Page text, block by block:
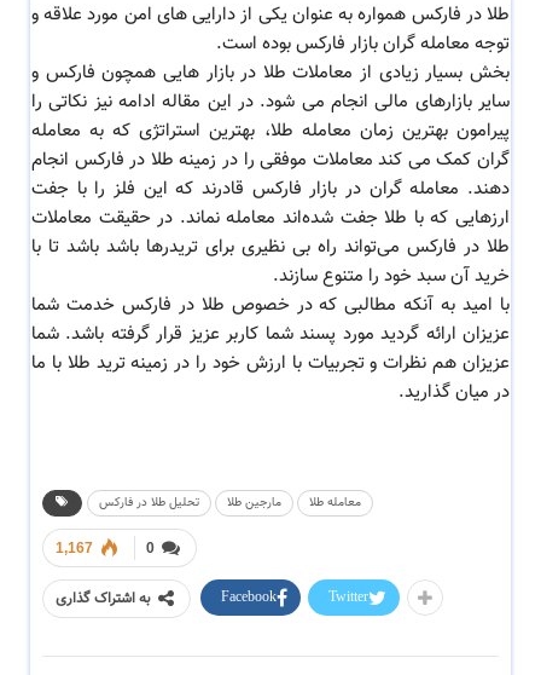
طلا در فارکس همواره به عنوان یکی از دارایی های امن مورد علاقه و
توجه معامله گران بازار فارکس بوده است.
بخش بسیار زیادی از معاملات طلا در بازار هایی همچون فارکس و
سایر بازارهای مالی انجام می شود. در این مقاله ادامه نیز نکاتی را
پیرامون بهترین زمان معامله طلا، بهترین استراتژی که به معامله
گران کمک می کند معاملات موفقی را در زمینه طلا در فارکس انجام
دهند. معامله گران در بازار فارکس قادرند که این فلز را با جفت
ارزهایی که با طلا جفت شده‌اند معامله نماند. در حقیقت معاملات
طلا در فارکس می‌تواند راه بی نظیری برای تریدرها باشد باشد تا با
خرید آن سبد خود را متنوع سازند.
با امید به آنکه مطالبی که در خصوص طلا در فارکس خدمت شما
عزیزان ارائه گردید مورد پسند شما کاربر عزیز قرار گرفته باشد. شما
عزیزان هم نظرات و تجربیات با ارزش خود را در زمینه ترید طلا با ما
در میان گذارید.
تحلیل طلا در فارکس مارجین طلا معامله طلا
0
1,167
به اشتراک گذاری Facebook Twitter